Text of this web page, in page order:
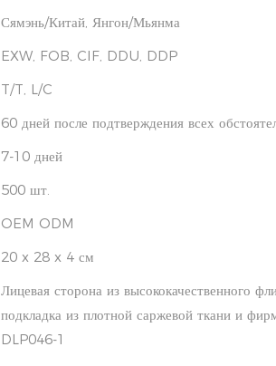
Сямэнь/Китай, Янгон/Мьянма
EXW, FOB, CIF, DDU, DDP
T/T, L/C
60 дней после подтверждения всех
7-10 дней
500 шт.
OEM ODM
20 x 28 x 4 см
Лицевая сторона из высококачественного
подкладка из плотной саржевой ткани и
DLP046-1